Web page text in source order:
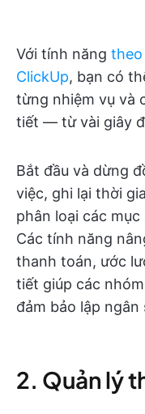
Với tính năng theo
ClickUp, bạn có
từng nhiệm vụ và
tiết — từ vài giây
Bắt đầu và dừng
việc, ghi lại thời
phân loại các
Các tính năng
thanh toán, ước
tiết giúp các
đảm bảo lập
2. Quản lý